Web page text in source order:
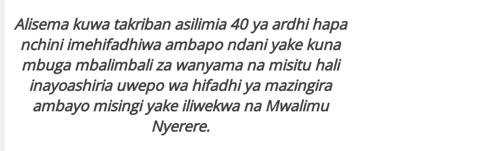
Alisema kuwa takriban asilimia 40 ya ardhi hapa
nchini imehifadhiwa ambapo ndani yake kuna
mbuga mbalimbali za wanyama na misitu hali
inayoashiria uwepo wa hifadhi ya mazingira
ambayo misingi yake iliwekwa na Mwalimu
Nyerere.